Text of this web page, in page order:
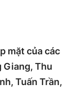
mặt của các
Giang, Thu
Tuấn Trần,